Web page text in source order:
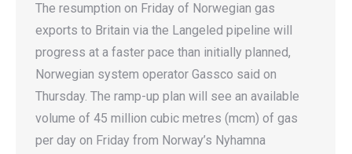
The resumption on Friday of Norwegian gas
exports to Britain via the Langeled pipeline will
progress at a faster pace than initially planned,
Norwegian system operator Gassco said on
Thursday. The ramp-up plan will see an available
volume of 45 million cubic metres (mcm) of gas
per day on Friday from Norway’s Nyhamna